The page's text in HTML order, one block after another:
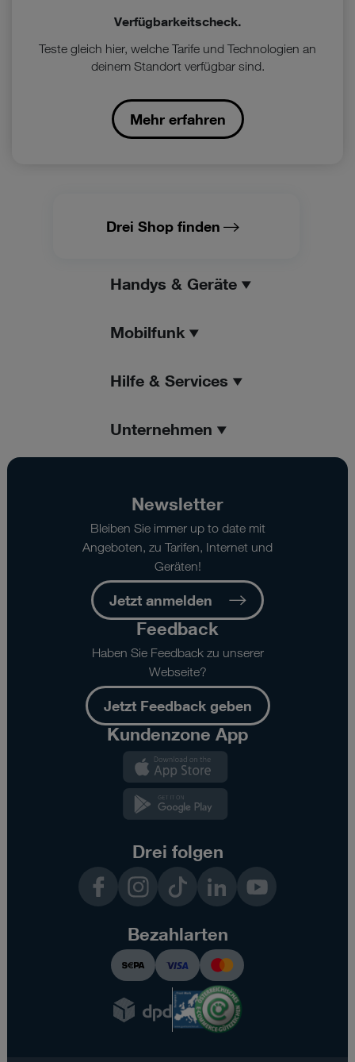
Verfügbarkeitscheck.
Teste gleich hier, welche Tarife und Technologien an
deinem Standort verfügbar sind.
Mehr erfahren
Drei Shop finden
Handys & Geräte
Mobilfunk
Hilfe & Services
Unternehmen
Newsletter
Bleiben Sie immer up to date mit
Angeboten, zu Tarifen, Internet und
Geräten!
Jetzt anmelden
Feedback
Haben Sie Feedback zu unserer
Webseite?
Jetzt Feedback geben
Kundenzone App
Drei folgen
InstagramTikTok LinkedInYouTube
Bezahlarten